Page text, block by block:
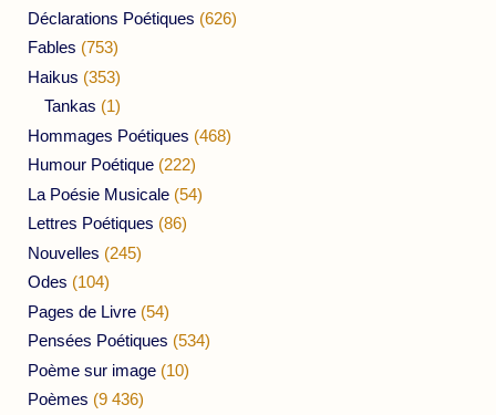
Déclarations Poétiques (626)
Fables (753)
Haikus (353)
Tankas (1)
Hommages Poétiques (468)
Humour Poétique (222)
La Poésie Musicale (54)
Lettres Poétiques (86)
Nouvelles (245)
Odes (104)
Pages de Livre (54)
Pensées Poétiques (534)
Poème sur image (10)
Poèmes (9 436)